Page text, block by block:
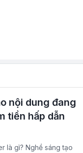
nội dung đang
tiền hấp dẫn
là gì? Nghề sáng tạo